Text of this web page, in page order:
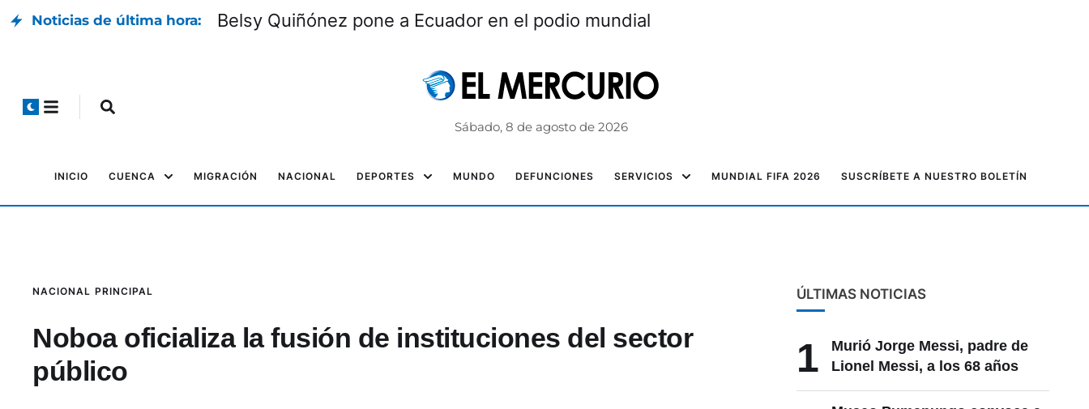
Noticias de última hora: Belsy Quiñónez pone a Ecuador en el podio mundial
Sábado, 8 de agosto de 2026
INICIO CUENCA MIGRACIÓN NACIONAL DEPORTES MUNDO DEFUNCIONES SERVICIOS MUNDIAL FIFA 2026 SUSCRÍBETE A NUESTRO BOLETÍN
NACIONAL PRINCIPAL
Noboa oficializa la fusión de instituciones del sector
público
ÚLTIMAS NOTICIAS
1
Murió Jorge Messi, padre de
Lionel Messi, a los 68 años